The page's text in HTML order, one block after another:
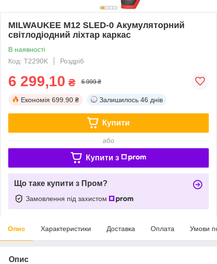
MILWAUKEE M12 SLED-0 Акумуляторний
світлодіодний ліхтар каркас
В наявності
Код: T2290K
Роздріб
6 299,10 ₴ 6 999 ₴
Економія 699.90 ₴ Залишилось 46 днів
Купити
або
Купити з
Що таке купити з Пром?
Замовлення під захистом
Опис Характеристики Доставка Оплата Умови
Опис